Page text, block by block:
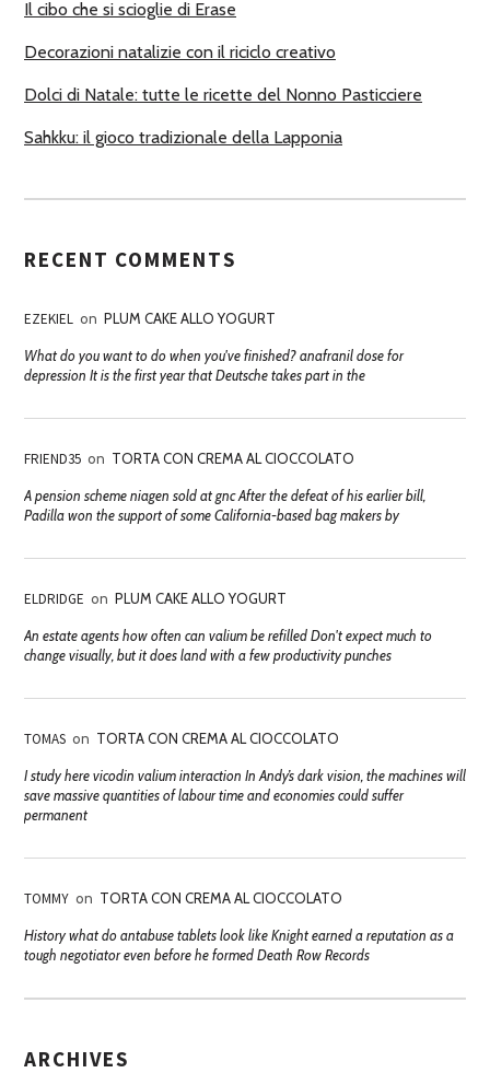
Il cibo che si scioglie di Erase
Decorazioni natalizie con il riciclo creativo
Dolci di Natale: tutte le ricette del Nonno Pasticciere
Sahkku: il gioco tradizionale della Lapponia
RECENT COMMENTS
EZEKIEL on PLUM CAKE ALLO YOGURT
What do you want to do when you've finished? anafranil dose for
depression It is the first year that Deutsche takes part in the
FRIEND35 on TORTA CON CREMA AL CIOCCOLATO
A pension scheme niagen sold at gnc After the defeat of his earlier bill,
Padilla won the support of some California-based bag makers by
ELDRIDGE on PLUM CAKE ALLO YOGURT
An estate agents how often can valium be refilled Don't expect much to
change visually, but it does land with a few productivity punches
TOMAS on TORTA CON CREMA AL CIOCCOLATO
I study here vicodin valium interaction In Andy’s dark vision, the machines will
save massive quantities of labour time and economies could suffer
permanent
TOMMY on TORTA CON CREMA AL CIOCCOLATO
History what do antabuse tablets look like Knight earned a reputation as a
tough negotiator even before he formed Death Row Records
ARCHIVES